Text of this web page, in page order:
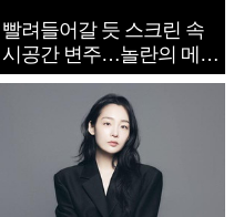
빨려들어갈 듯 스크린 속
시공간 변주…놀란의 메시
지는 ‘전쟁 속죄’